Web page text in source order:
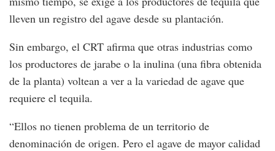
lleven un registro del agave desde su plantación.
Sin embargo, el CRT afirma que otras industrias como
los productores de jarabe o la inulina (una fibra obtenida
de la planta) voltean a ver a la variedad de agave que
requiere el tequila.
“Ellos no tienen problema de un territorio de
denominación de origen. Pero el agave de mayor calidad